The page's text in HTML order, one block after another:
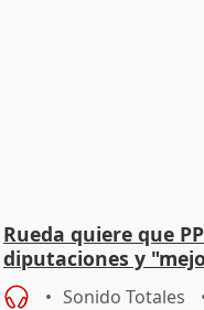
Rueda quiere que
diputaciones y
ciudades
Sonido Totales